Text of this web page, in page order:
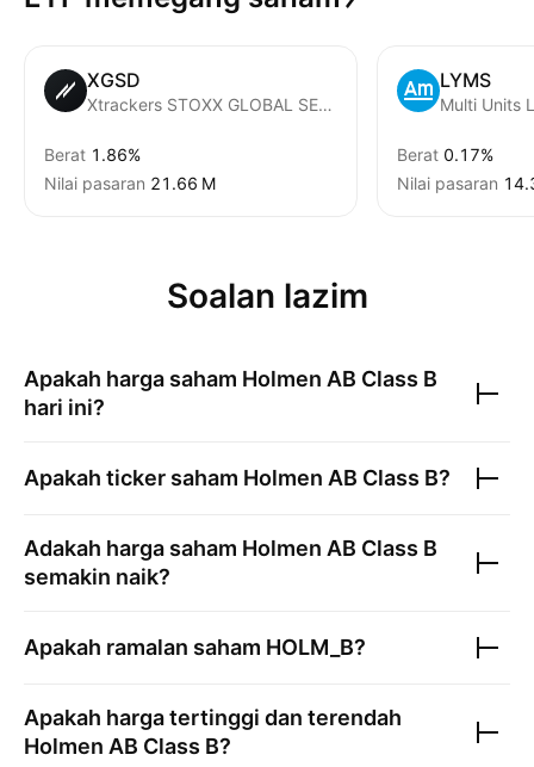
XGSD
Xtrackers STOXX GLOBAL SELECT DIVIDEND 100 SWAP UCITS ETF Distribution 1D
Berat 1.86%
Nilai pasaran ‪21.66 M‬
LYMS
Berat 0.17%
Nilai pasaran
Soalan lazim
Apakah harga saham Holmen AB Class B
hari ini?
Apakah ticker saham Holmen AB Class B?
Adakah harga saham Holmen AB Class B
semakin naik?
Apakah ramalan saham HOLM_B?
Apakah harga tertinggi dan terendah
Holmen AB Class B?